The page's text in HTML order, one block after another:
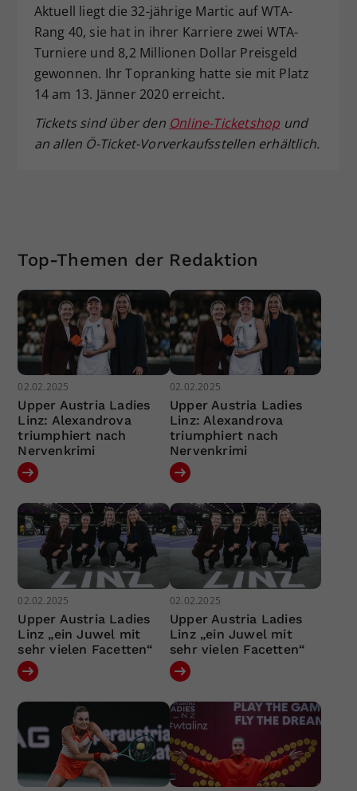
Aktuell liegt die 32-jährige Martic auf WTA-
Rang 40, sie hat in ihrer Karriere zwei WTA-
Turniere und 8,2 Millionen Dollar Preisgeld
gewonnen. Ihr Topranking hatte sie mit Platz
14 am 13. Jänner 2020 erreicht.
Tickets sind über den Online-Ticketshop und
an allen Ö-Ticket-Vorverkaufsstellen erhältlich.
Top-Themen der Redaktion
02.02.2025
Upper Austria Ladies
Linz: Alexandrova
triumphiert nach
Nervenkrimi
02.02.2025
Upper Austria Ladies
Linz: Alexandrova
triumphiert nach
Nervenkrimi
02.02.2025
Upper Austria Ladies
Linz „ein Juwel mit
sehr vielen Facetten“
02.02.2025
Upper Austria Ladies
Linz „ein Juwel mit
sehr vielen Facetten“